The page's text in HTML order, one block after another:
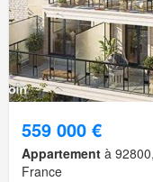
559 000 €
Appartement à
France